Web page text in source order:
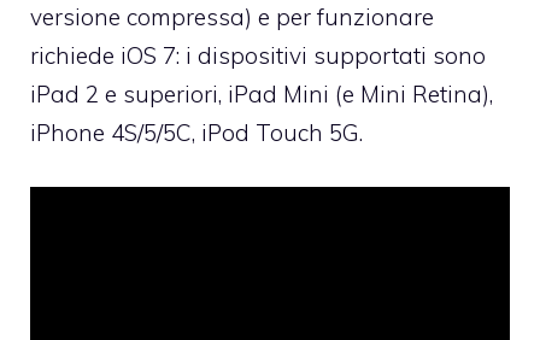
versione compressa) e per funzionare
richiede iOS 7: i dispositivi supportati sono
iPad 2 e superiori, iPad Mini (e Mini Retina),
iPhone 4S/5/5C, iPod Touch 5G.